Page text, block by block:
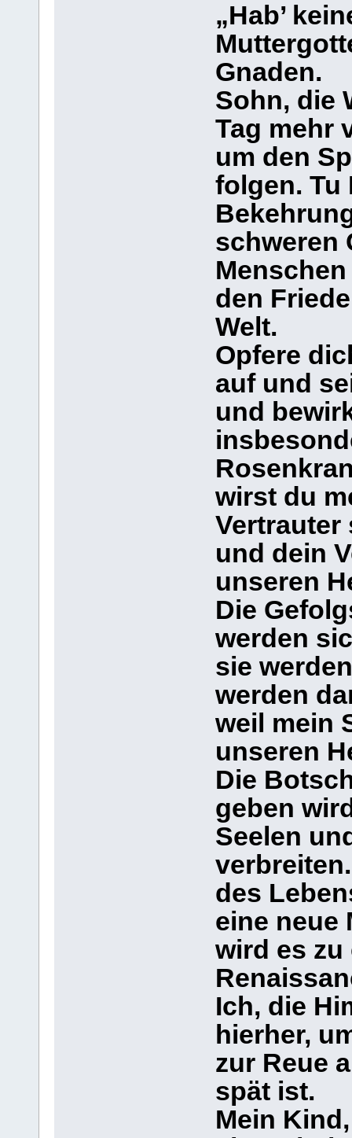
„Hab’
Gnaden.
Sohn, die
Tag mehr
um den
folgen. Tu
schweren
den
Welt.
Opfere
auf und
und
wirst du
Vertrauter
und dein
unseren
Die
werden
sie
werden
weil mein
unseren
Die
geben
Seelen
des
eine neue
wird es
Ich, die
hierher,
zur Reue
spät ist.
Mein